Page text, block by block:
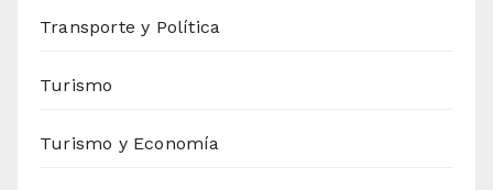
Transporte y Política
Turismo
Turismo y Economía